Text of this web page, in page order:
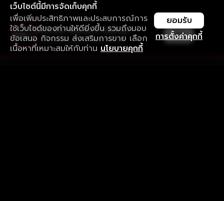
เว็บไซต์นี้มีการจัดเก็บคุกกี้
เพื่อเพิ่มประสิทธิภาพและประสบการณ์การ
ใช้เว็บไซต์ของท่านให้ดียิ่งขึ้น รวมถึงมอบ
ข้อเสนอ กิจกรรม ส่งเสริมการขาย เลือก
เนื้อหาที่เหมาะสมให้กับท่าน นโยบายคุกกี้
การตั้งค่าคุกกี้
ยอมรับ
ใช้งานแอป ลื่นไหลกว่า ไม่มีสะดุด
ดาวน์โหลดแอปเพื่อการรับชมที่ดีกว่า เปิด